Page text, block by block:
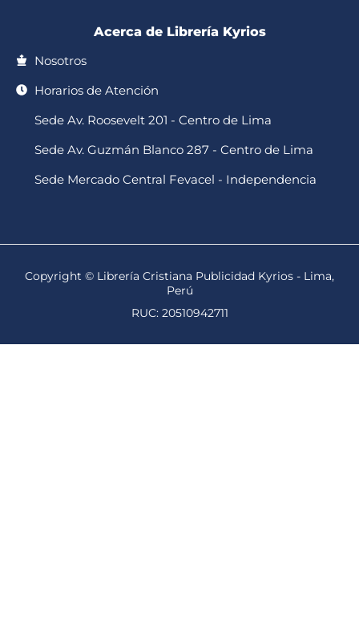
Acerca de Librería Kyrios
Nosotros
Horarios de Atención
Sede Av. Roosevelt 201 - Centro de Lima
Sede Av. Guzmán Blanco 287 - Centro de Lima
Sede Mercado Central Fevacel - Independencia
Copyright © Librería Cristiana Publicidad Kyrios - Lima,
Perú
RUC: 20510942711